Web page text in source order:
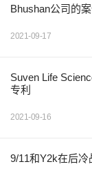
Bhushan公司的
2021-09-17
Suven Life
专利
2021-09-16
9/11和Y2k在后